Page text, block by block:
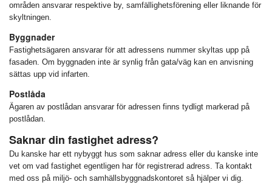
områden ansvarar respektive by, samfällighetsförening eller liknande för
skyltningen.
Byggnader
Fastighetsägaren ansvarar för att adressens nummer skyltas upp på
fasaden. Om byggnaden inte är synlig från gata/väg kan en anvisning
sättas upp vid infarten.
Postlåda
Ägaren av postlådan ansvarar för adressen finns tydligt markerad på
postlådan.
Saknar din fastighet adress?
Du kanske har ett nybyggt hus som saknar adress eller du kanske inte
vet om vad fastighet egentligen har för registrerad adress. Ta kontakt
med oss på miljö- och samhällsbyggnadskontoret så hjälper vi dig.